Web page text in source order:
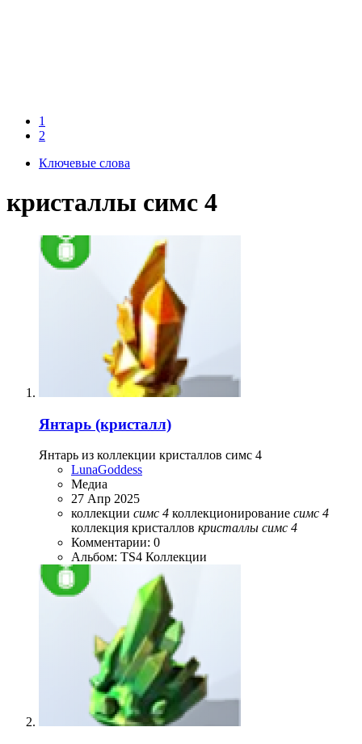
и
всю
1
2
Ключевые слова
кристаллы симс 4
Янтарь (кристалл)
Янтарь из коллекции кристаллов симс 4
LunaGoddess
Медиа
27 Апр 2025
коллекции симс 4 коллекционирование симс 4
коллекция кристаллов кристаллы симс 4
Комментарии: 0
Альбом: TS4 Коллекции